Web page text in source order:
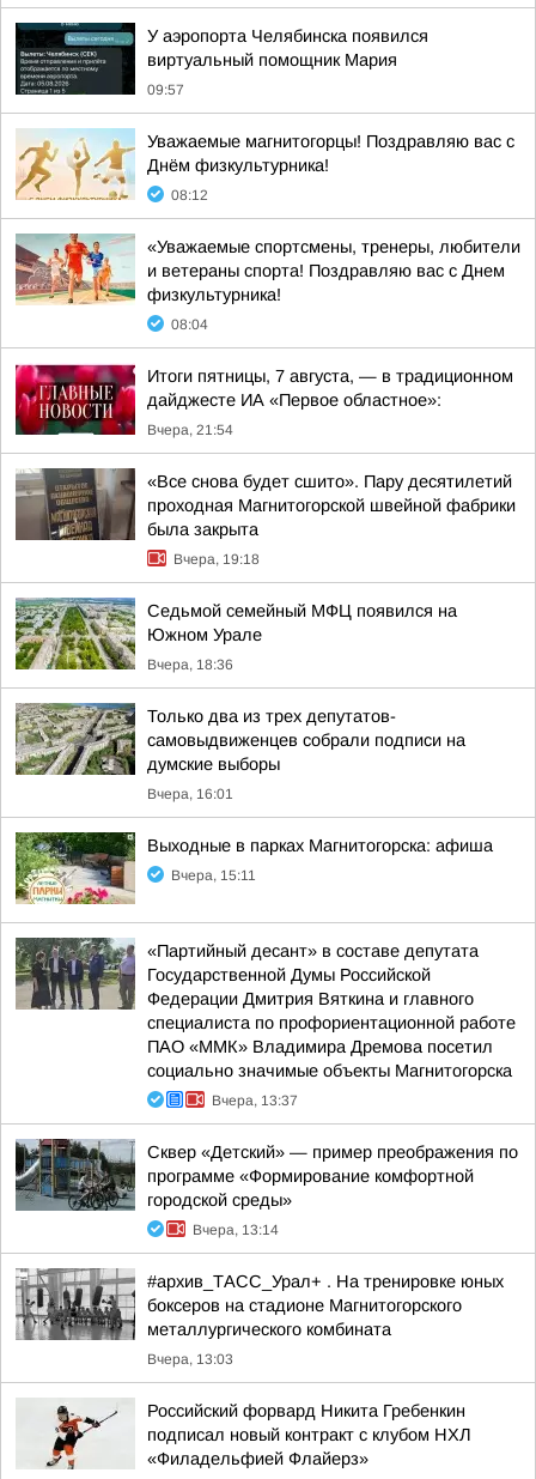
У аэропорта Челябинска появился
виртуальный помощник Мария
09:57
Уважаемые магнитогорцы! Поздравляю вас с
Днём физкультурника!
08:12
«Уважаемые спортсмены, тренеры, любители
и ветераны спорта! Поздравляю вас с Днем
физкультурника!
08:04
Итоги пятницы, 7 августа, — в традиционном
дайджесте ИА «Первое областное»:
Вчера, 21:54
«Все снова будет сшито». Пару десятилетий
проходная Магнитогорской швейной фабрики
была закрыта
Вчера, 19:18
Седьмой семейный МФЦ появился на
Южном Урале
Вчера, 18:36
Только два из трех депутатов-
самовыдвиженцев собрали подписи на
думские выборы
Вчера, 16:01
Выходные в парках Магнитогорска: афиша
Вчера, 15:11
«Партийный десант» в составе депутата
Государственной Думы Российской
Федерации Дмитрия Вяткина и главного
специалиста по профориентационной работе
ПАО «ММК» Владимира Дремова посетил
социально значимые объекты Магнитогорска
Вчера, 13:37
Сквер «Детский» — пример преображения по
программе «Формирование комфортной
городской среды»
Вчера, 13:14
#архив_ТАСС_Урал+ . На тренировке юных
боксеров на стадионе Магнитогорского
металлургического комбината
Вчера, 13:03
Российский форвард Никита Гребенкин
подписал новый контракт с клубом НХЛ
«Филадельфией Флайерз»